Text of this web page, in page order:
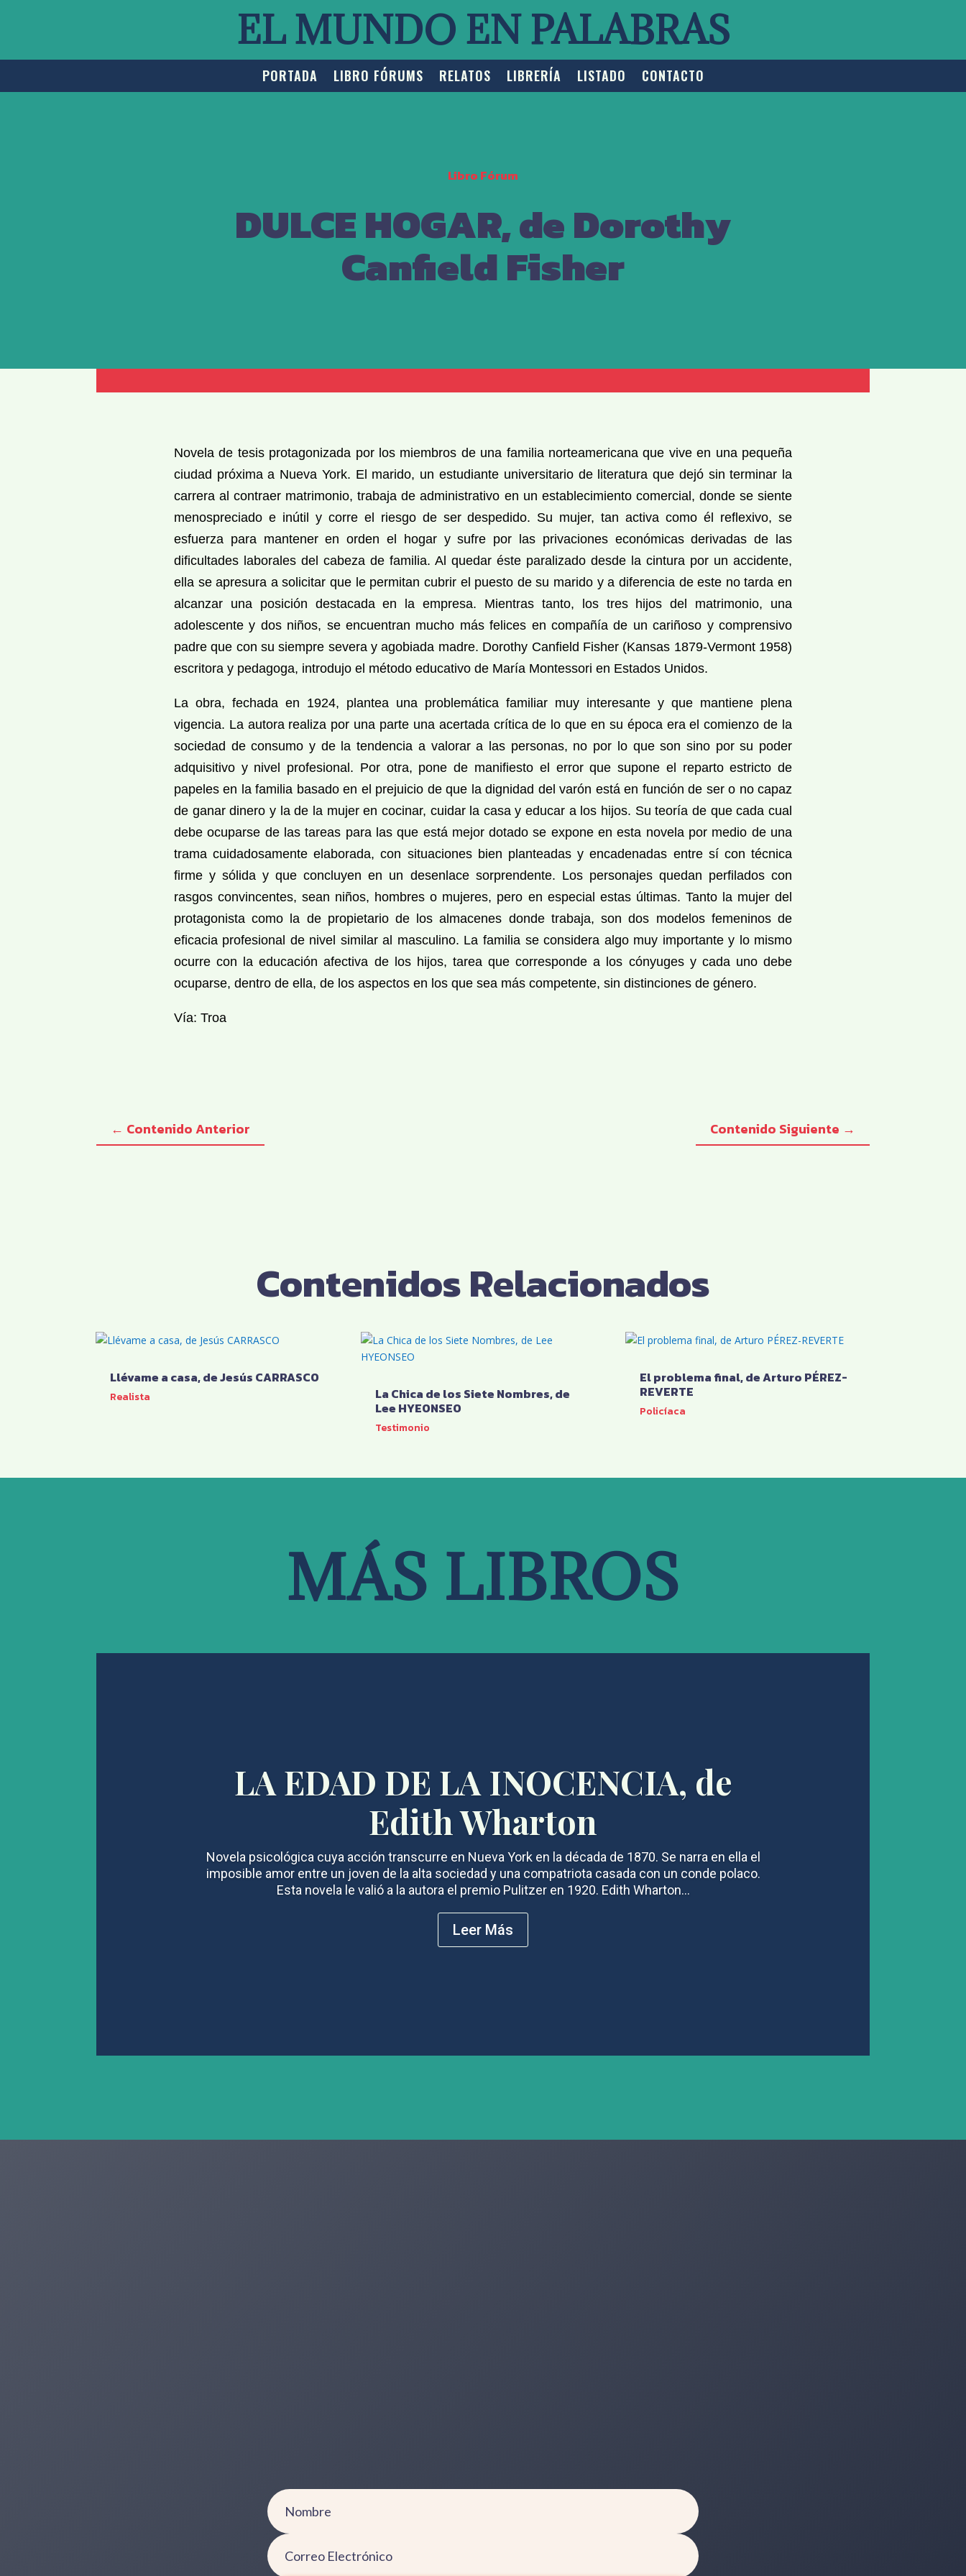
EL MUNDO EN PALABRAS
PORTADA LIBRO FÓRUMS RELATOS LIBRERÍA LISTADO CONTACTO
Libro Fórum
DULCE HOGAR, de Dorothy
Canfield Fisher
Novela de tesis protagonizada por los miembros de una familia norteamericana que vive en una pequeña
ciudad próxima a Nueva York. El marido, un estudiante universitario de literatura que dejó sin terminar la
carrera al contraer matrimonio, trabaja de administrativo en un establecimiento comercial, donde se siente
menospreciado e inútil y corre el riesgo de ser despedido. Su mujer, tan activa como él reflexivo, se
esfuerza para mantener en orden el hogar y sufre por las privaciones económicas derivadas de las
dificultades laborales del cabeza de familia. Al quedar éste paralizado desde la cintura por un accidente,
ella se apresura a solicitar que le permitan cubrir el puesto de su marido y a diferencia de este no tarda en
alcanzar una posición destacada en la empresa. Mientras tanto, los tres hijos del matrimonio, una
adolescente y dos niños, se encuentran mucho más felices en compañía de un cariñoso y comprensivo
padre que con su siempre severa y agobiada madre. Dorothy Canfield Fisher (Kansas 1879-Vermont 1958)
escritora y pedagoga, introdujo el método educativo de María Montessori en Estados Unidos.
La obra, fechada en 1924, plantea una problemática familiar muy interesante y que mantiene plena
vigencia. La autora realiza por una parte una acertada crítica de lo que en su época era el comienzo de la
sociedad de consumo y de la tendencia a valorar a las personas, no por lo que son sino por su poder
adquisitivo y nivel profesional. Por otra, pone de manifiesto el error que supone el reparto estricto de
papeles en la familia basado en el prejuicio de que la dignidad del varón está en función de ser o no capaz
de ganar dinero y la de la mujer en cocinar, cuidar la casa y educar a los hijos. Su teoría de que cada cual
debe ocuparse de las tareas para las que está mejor dotado se expone en esta novela por medio de una
trama cuidadosamente elaborada, con situaciones bien planteadas y encadenadas entre sí con técnica
firme y sólida y que concluyen en un desenlace sorprendente. Los personajes quedan perfilados con
rasgos convincentes, sean niños, hombres o mujeres, pero en especial estas últimas. Tanto la mujer del
protagonista como la de propietario de los almacenes donde trabaja, son dos modelos femeninos de
eficacia profesional de nivel similar al masculino. La familia se considera algo muy importante y lo mismo
ocurre con la educación afectiva de los hijos, tarea que corresponde a los cónyuges y cada uno debe
ocuparse, dentro de ella, de los aspectos en los que sea más competente, sin distinciones de género.
Vía: Troa
← Contenido Anterior Contenido Siguiente →
Contenidos Relacionados
Llévame a casa, de Jesús CARRASCO
Realista
La Chica de los Siete Nombres, de
Lee HYEONSEO
Testimonio
El problema final, de Arturo PÉREZ-
REVERTE
Policíaca
MÁS LIBROS
LA EDAD DE LA INOCENCIA, de
Edith Wharton
Novela psicológica cuya acción transcurre en Nueva York en la década de 1870. Se narra en ella el
imposible amor entre un joven de la alta sociedad y una compatriota casada con un conde polaco.
Esta novela le valió a la autora el premio Pulitzer en 1920. Edith Wharton...
Leer Más